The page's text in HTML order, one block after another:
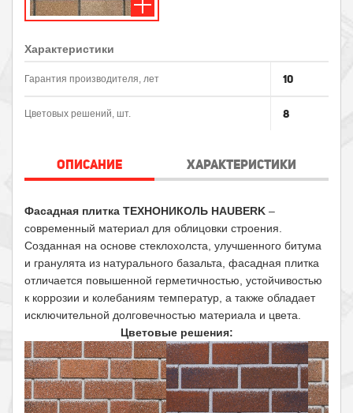
Характеристики
Гарантия производителя, лет 10
Цветовых решений, шт. 8
ОПИСАНИЕ ХАРАКТЕРИСТИКИ
Фасадная плитка ТЕХНОНИКОЛЬ HAUBERK –
современный материал для облицовки строения.
Созданная на основе стеклохолста, улучшенного битума
и гранулята из натурального базальта, фасадная плитка
отличается повышенной герметичностью, устойчивостью
к коррозии и колебаниям температур, а также обладает
исключительной долговечностью материала и цвета.
Цветовые решения: